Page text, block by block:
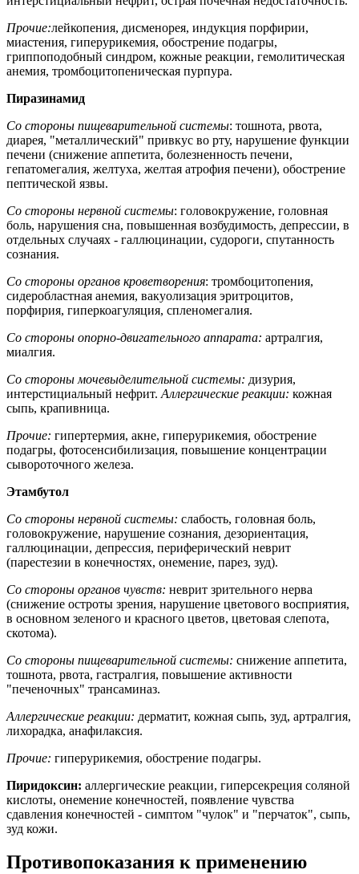
Прочие:лейкопения, дисменорея, индукция порфирии,
миастения, гиперурикемия, обострение подагры,
гриппоподобный синдром, кожные реакции, гемолитическая
анемия, тромбоцитопеническая пурпура.
Пиразинамид
Со стороны пищеварительной системы: тошнота, рвота,
диарея, "металлический" привкус во рту, нарушение функции
печени (снижение аппетита, болезненность печени,
гепатомегалия, желтуха, желтая атрофия печени), обострение
пептической язвы.
Со стороны нервной системы: головокружение, головная
боль, нарушения сна, повышенная возбудимость, депрессии, в
отдельных случаях - галлюцинации, судороги, спутанность
сознания.
Со стороны органов кроветворения: тромбоцитопения,
сидеробластная анемия, вакуолизация эритроцитов,
порфирия, гиперкоагуляция, спленомегалия.
Со стороны опорно-двигательного аппарата: артралгия,
миалгия.
Со стороны мочевыделительной системы: дизурия,
интерстициальный нефрит. Аллергические реакции: кожная
сыпь, крапивница.
Прочие: гипертермия, акне, гиперурикемия, обострение
подагры, фотосенсибилизация, повышение концентрации
сывороточного железа.
Этамбутол
Со стороны нервной системы: слабость, головная боль,
головокружение, нарушение сознания, дезориентация,
галлюцинации, депрессия, периферический неврит
(парестезии в конечностях, онемение, парез, зуд).
Со стороны органов чувств: неврит зрительного нерва
(снижение остроты зрения, нарушение цветового восприятия,
в основном зеленого и красного цветов, цветовая слепота,
скотома).
Со стороны пищеварительной системы: снижение аппетита,
тошнота, рвота, гастралгия, повышение активности
"печеночных" трансаминаз.
Аллергические реакции: дерматит, кожная сыпь, зуд, артралгия,
лихорадка, анафилаксия.
Прочие: гиперурикемия, обострение подагры.
Пиридоксин: аллергические реакции, гиперсекреция соляной
кислоты, онемение конечностей, появление чувства
сдавления конечностей - симптом "чулок" и "перчаток", сыпь,
зуд кожи.
Противопоказания к применению